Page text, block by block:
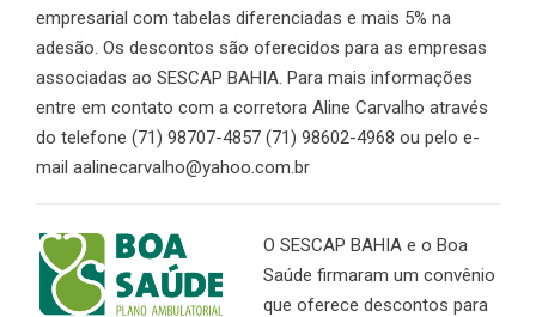
empresarial com tabelas diferenciadas e mais 5% na
adesão. Os descontos são oferecidos para as empresas
associadas ao SESCAP BAHIA. Para mais informações
entre em contato com a corretora Aline Carvalho através
do telefone (71) 98707-4857 (71) 98602-4968 ou pelo e-
mail aalinecarvalho@yahoo.com.br
O SESCAP BAHIA e o Boa
Saúde firmaram um convênio
que oferece descontos para